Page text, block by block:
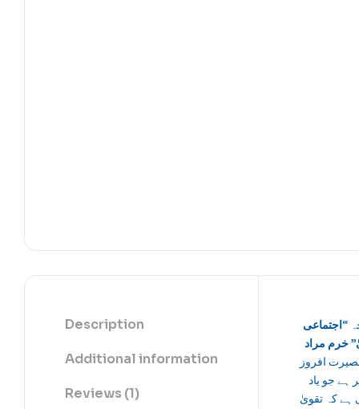
Description
Additional information
Reviews (1)
“اجتماعی
خرم مراد
افروز
ہے جو یاد
ہے کہ تقویٰ